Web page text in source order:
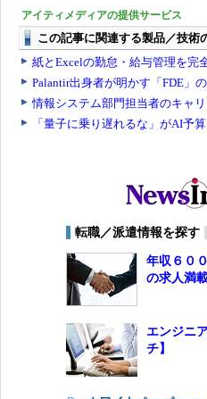
アイティメディアの提供サービス
転職／派遣情報を探す
年収６０
の求人満
エンジニ
チ】